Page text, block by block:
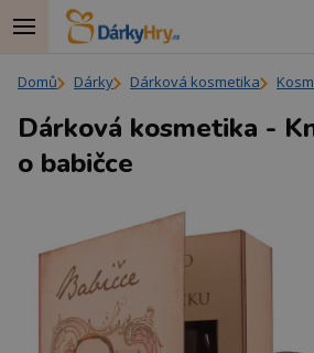
Domů Dárky Dárková kosmetika
Dárková kosmetika -
o babičce